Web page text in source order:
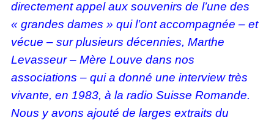
directement appel aux souvenirs de l’une des
« grandes dames » qui l’ont accompagnée – et
vécue – sur plusieurs décennies, Marthe
Levasseur – Mère Louve dans nos
associations – qui a donné une interview très
vivante, en 1983, à la radio Suisse Romande.
Nous y avons ajouté de larges extraits du